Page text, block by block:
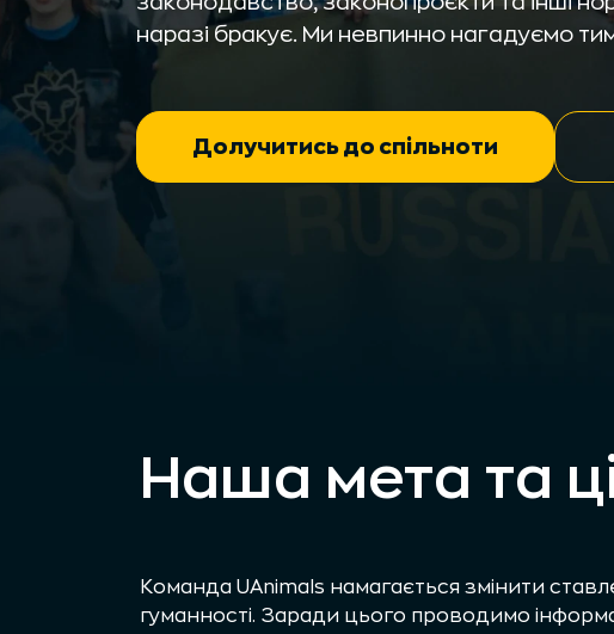
наразі бракує. Ми невпинно нагадуємо
Долучитись до спільноти
Наша мета та
Команда UAnimals намагається змінити
гуманності. Заради цього проводимо